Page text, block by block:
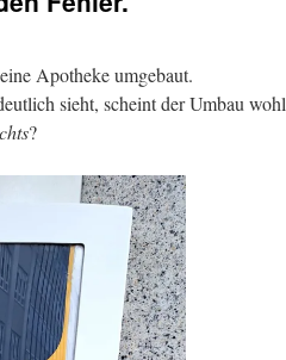
Apotheke umgebaut.
sieht, scheint der Umbau wohl
?